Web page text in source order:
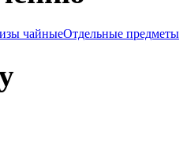
чайныеОтдельные предметы